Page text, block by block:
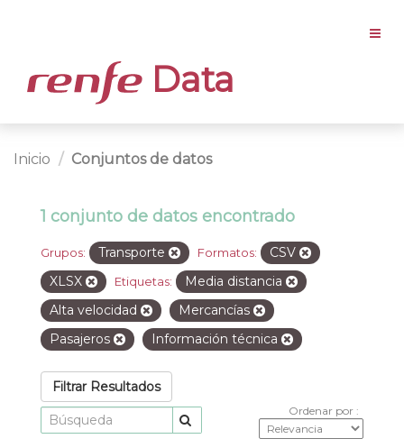
Data
Inicio Conjuntos de datos
1 conjunto de datos encontrado
Grupos: Transporte Formatos:
CSV
XLSX
Etiquetas:
Media distancia
Alta velocidad
Mercancías
Pasajeros
Información técnica
Filtrar Resultados
Ordenar por